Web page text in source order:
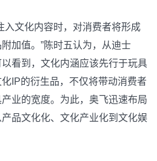
文化内容时，对消费者将形成
加值。”陈时五认为，从迪士
看到，文化内涵应该先行于玩具
IP的衍生品，不仅将带动消费者
业的宽度。为此，奥飞迅速布局
品文化化、文化产业化到文化娱